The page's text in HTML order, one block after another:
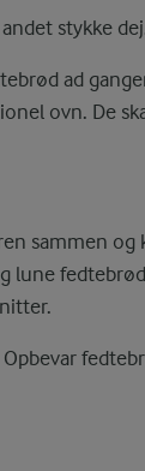
stykke
ad
ovn. De
sammen og
lune